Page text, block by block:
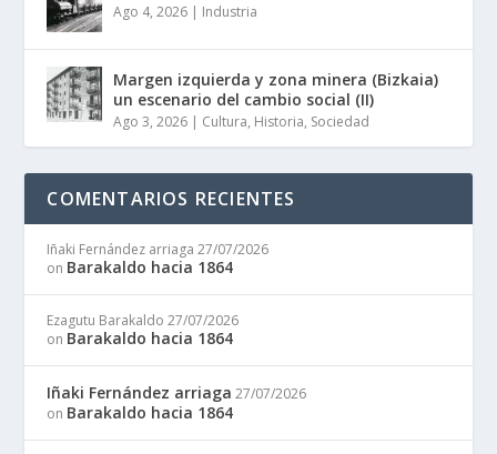
Ago 4, 2026 | Industria
Margen izquierda y zona minera (Bizkaia)
un escenario del cambio social (II)
Ago 3, 2026 | Cultura, Historia, Sociedad
COMENTARIOS RECIENTES
Iñaki Fernández arriaga 27/07/2026
on Barakaldo hacia 1864
Ezagutu Barakaldo 27/07/2026
on Barakaldo hacia 1864
Iñaki Fernández arriaga 27/07/2026
on Barakaldo hacia 1864